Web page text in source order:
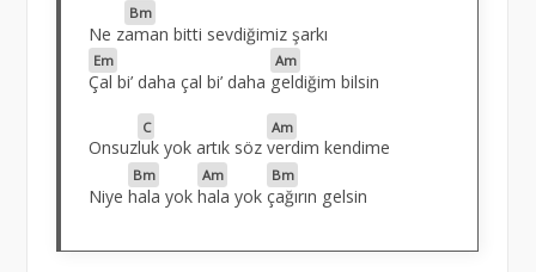
Ne z
Bm
aman bitti sevdiğimiz şarkı
Em
Çal bi’ daha çal bi’ daha
Am
geldiğim bilsin
Onsuz
C
luk yok artık söz
Am
verdim kendime
Niye
Bm
hala yok
Am
hala yok
Bm
çağırın gelsin